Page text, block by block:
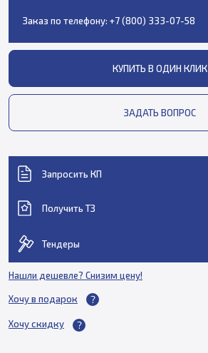
Заказ по телефону: +7 (800) 333-07-58
КУПИТЬ В ОДИН КЛИК
ЗАДАТЬ ВОПРОС
Запросить КП
Получить ТЗ
Тендеры
Нашли дешевле? Снизим цену!
Хочу в подарок
Хочу скидку